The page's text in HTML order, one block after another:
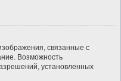
связанные с
Возможность
установленных